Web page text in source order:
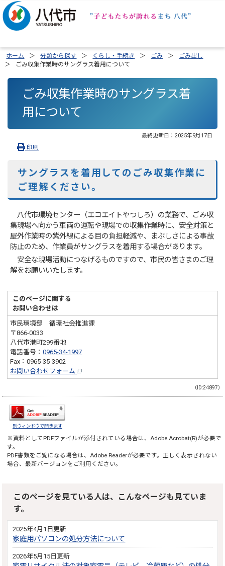
ホーム 分類から探す くらし・手続き ごみ
ごみ出し
ごみ収集作業時のサングラス着用について
ごみ収集作業時のサングラス着
用について
最終更新日： 2025年9月17日
印刷
サングラスを着用してのごみ収集作業に
ご理解ください。
八代市環境センター（エコエイトやつしろ）の業務で、ごみ収
集現場へ向かう車両の運転や現場での収集作業時に、安全対策と
屋外作業時の紫外線による目の負担軽減や、まぶしさによる事故
防止のため、作業員がサングラスを着用する場合があります。
安全な現場活動につなげるものですので、市民の皆さまのご理
解をお願いいたします。
このページに関する
お問い合わせは
市民環境部 循環社会推進課
〒866-0033
八代市港町299番地
電話番号：0965-34-1997
Fax：0965-35-3902
お問い合わせフォーム
（ID:24897）
別ウィンドウで開きます
※資料としてPDFファイルが添付されている場合は、 Adobe Acrobat(R)が必要で
す。
PDF書類をご覧になる場合は、 Adobe Readerが必要です。正しく表示されない
場合、最新バージョンをご利用ください。
このページを見ている人は、こんなページも見ていま
す。
2025年4月1日更新
家庭用パソコンの処分方法について
2026年5月15日更新